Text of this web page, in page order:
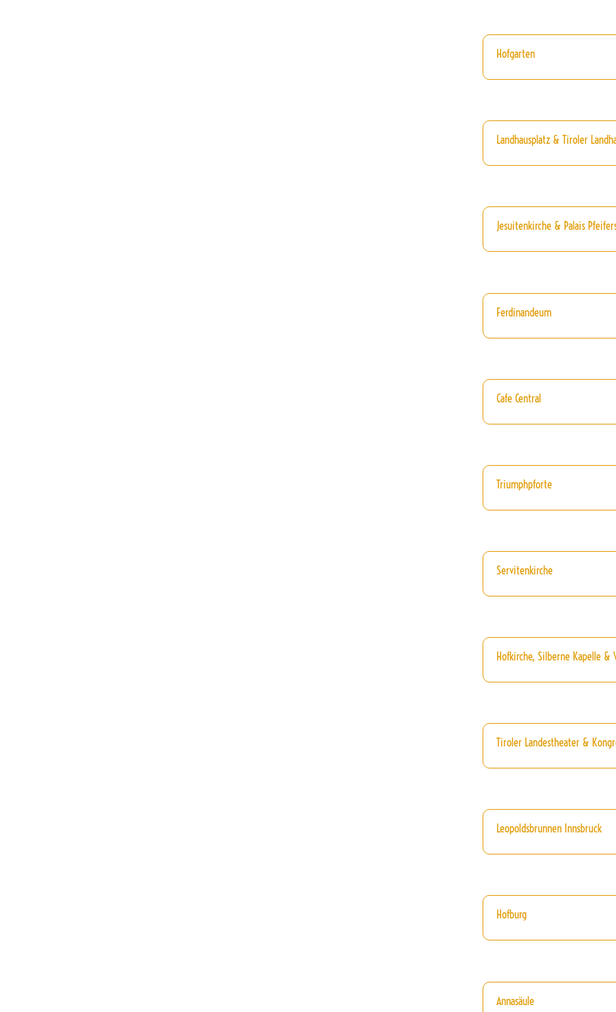
Hofgarten
Landhausplatz & Tiroler
Jesuitenkirche & Palais
Ferdinandeum
Cafe Central
Triumphpforte
Servitenkirche
Hofkirche, Silberne Kapelle &
Tiroler Landestheater &
Leopoldsbrunnen Innsbruck
Hofburg
Annasäule